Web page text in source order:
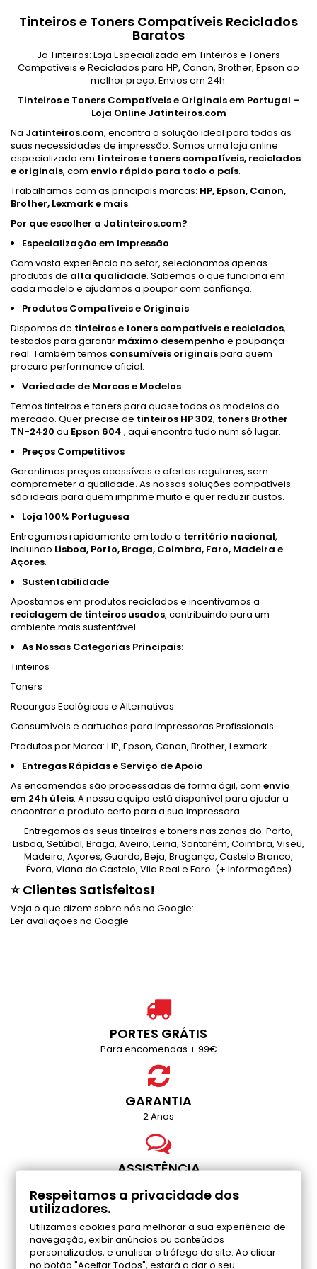
Tinteiros e Toners Compatíveis Reciclados
Baratos
Ja Tinteiros: Loja Especializada em Tinteiros e Toners
Compatíveis e Reciclados para HP, Canon, Brother, Epson ao
melhor preço. Envios em 24h.
Tinteiros e Toners Compatíveis e Originais em Portugal –
Loja Online Jatinteiros.com
Na Jatinteiros.com, encontra a solução ideal para todas as
suas necessidades de impressão. Somos uma loja online
especializada em tinteiros e toners compatíveis, reciclados
e originais, com envio rápido para todo o país.
Trabalhamos com as principais marcas: HP, Epson, Canon,
Brother, Lexmark e mais.
Por que escolher a Jatinteiros.com?
Especialização em Impressão
Com vasta experiência no setor, selecionamos apenas
produtos de alta qualidade. Sabemos o que funciona em
cada modelo e ajudamos a poupar com confiança.
Produtos Compatíveis e Originais
Dispomos de tinteiros e toners compatíveis e reciclados,
testados para garantir máximo desempenho e poupança
real. Também temos consumíveis originaispara quem
procura performance oficial.
Variedade de Marcas e Modelos
Temos tinteiros e toners para quase todos os modelos do
mercado. Quer precise de tinteiros HP 302, toners Brother
TN-2420 ou Epson 604 , aqui encontra tudo num só lugar.
Preços Competitivos
Garantimos preços acessíveis e ofertas regulares, sem
comprometer a qualidade. As nossas soluções compatíveis
são ideais para quem imprime muito e quer reduzir custos.
Loja 100% Portuguesa
Entregamos rapidamente em todo o território nacional,
incluindo Lisboa, Porto, Braga, Coimbra, Faro, Madeira e
Açores.
Sustentabilidade
Apostamos em produtos reciclados e incentivamos a
reciclagem de tinteiros usados, contribuindo para um
ambiente mais sustentável.
As Nossas Categorias Principais:
Tinteiros
Toners
Recargas Ecológicas e Alternativas
Consumíveis e cartuchos para Impressoras Profissionais
Produtos por Marca: HP, Epson, Canon, Brother, Lexmark
Entregas Rápidas e Serviço de Apoio
As encomendas são processadas de forma ágil, com envio
em 24h úteis. A nossa equipa está disponível para ajudar a
encontrar o produto certo para a sua impressora.
Entregamos os seus tinteiros e toners nas zonas do: Porto,
Lisboa, Setúbal, Braga, Aveiro, Leiria, Santarém, Coimbra, Viseu,
Madeira, Açores, Guarda, Beja, Bragança, Castelo Branco,
Évora, Viana do Castelo, Vila Real e Faro. (+ Informações)
⭐ Clientes Satisfeitos!
Veja o que dizem sobre nós no Google:
Ler avaliações no Google
PORTES GRÁTIS
Para encomendas + 99€
GARANTIA
2 Anos
ASSISTÊNCIA
PAGAMENTO SEGUROS
Multibanco / Transferência / MB Way / PayShop /
PayPal
Respeitamos a privacidade dos
utilizadores.
Utilizamos cookies para melhorar a sua experiência de
navegação, exibir anúncios ou conteúdos
personalizados, e analisar o tráfego do site. Ao clicar
no botão "Aceitar Todos", estará a dar o seu